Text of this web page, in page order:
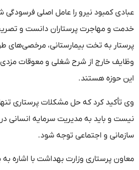
عبادی کمبود نیرو را عامل اصلی فرسودگی
خدمت و مهاجرت پرستاران دانست و
پرستار به تخت بیمارستانی، مرخصی‌های
وظایف خارج از شرح شغلی و معوقات
این حوزه هستند.
وی تأکید کرد که حل مشکلات پرستاری
نیست و باید به مدیریت سرمایه انسانی
سازمانی و اجتماعی توجه شود.
معاون پرستاری وزارت بهداشت با اشاره به